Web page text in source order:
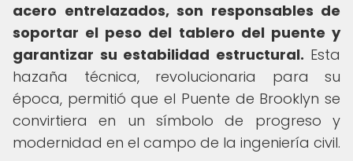
acero entrelazados, son responsables de
soportar el peso del tablero del puente y
garantizar su estabilidad estructural. Esta
hazaña técnica, revolucionaria para su
época, permitió que el Puente de Brooklyn se
convirtiera en un símbolo de progreso y
modernidad en el campo de la ingeniería civil.